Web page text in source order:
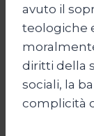
avuto il
teologiche
diritti della
sociali, la
complicità